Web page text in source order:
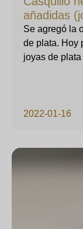
añadidas
2022-01-16
Se agregó la
de plata. Hoy
joyas de